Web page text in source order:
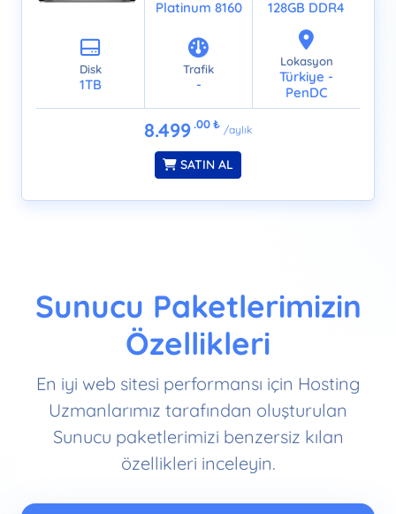
Platinum 8160 128GB DDR4
Disk
1TB
Trafik
-
Lokasyon
Türkiye -
PenDC
8.499.00₺ /aylık
SATIN AL
Sunucu Paketlerimizin
Özellikleri
En iyi web sitesi performansı için Hosting
Uzmanlarımız tarafından oluşturulan
Sunucu paketlerimizi benzersiz kılan
özellikleri inceleyin.